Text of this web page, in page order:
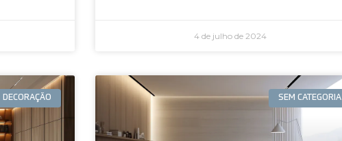
4 de julho de 2024
DECORAÇÃO SEM CATEGORIA